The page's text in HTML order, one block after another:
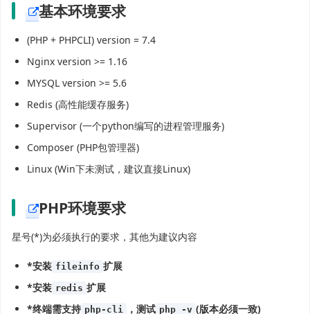
基本环境要求
(PHP + PHPCLI) version = 7.4
Nginx version >= 1.16
MYSQL version >= 5.6
Redis (高性能缓存服务)
Supervisor (一个python编写的进程管理服务)
Composer (PHP包管理器)
Linux (Win下未测试，建议直接Linux)
PHP环境要求
星号(*)为必须执行的要求，其他为建议内容
*安装 fileinfo 扩展
*安装 redis 扩展
*终端需支持 php-cli ，测试 php -v (版本必须一致)